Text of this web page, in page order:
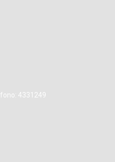
4331249